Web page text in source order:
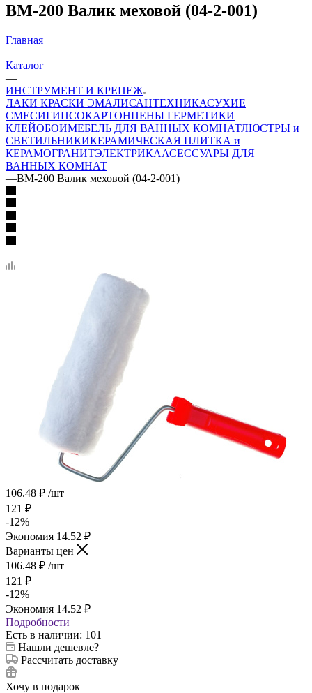
ВМ-200 Валик меховой (04-2-001)
Главная
—
Каталог
—
ИНСТРУМЕНТ И КРЕПЕЖ
ЛАКИ КРАСКИ ЭМАЛИСАНТЕХНИКАСУХИЕ
СМЕСИГИПСОКАРТОНПЕНЫ ГЕРМЕТИКИ
КЛЕЙОБОИМЕБЕЛЬ ДЛЯ ВАННЫХ КОМНАТЛЮСТРЫ и
СВЕТИЛЬНИКИКЕРАМИЧЕСКАЯ ПЛИТКА и
КЕРАМОГРАНИТЭЛЕКТРИКААСЕССУАРЫ ДЛЯ
ВАННЫХ КОМНАТ
—ВМ-200 Валик меховой (04-2-001)
106.48 ₽ /шт
121 ₽
-12%
Экономия 14.52 ₽
Варианты цен
106.48 ₽ /шт
121 ₽
-12%
Экономия 14.52 ₽
Подробности
Есть в наличии: 101
Нашли дешевле?
Рассчитать доставку
Хочу в подарок